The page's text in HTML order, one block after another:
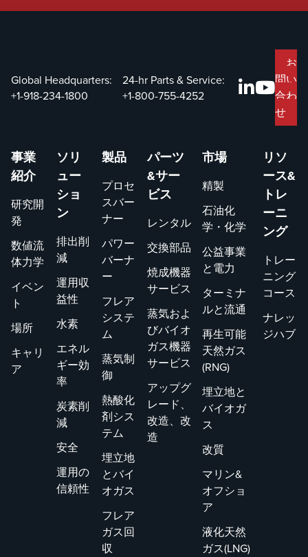
Global Headquarters:
+1-918-234-1800
24-hr Parts & Service:
+1-800-755-4252
お
問い
合わ
せ
事業
紹介
研究開
発
数値流
体力学
イベン
ト
場所
キャリ
ア
ソリ
ュー
ショ
ン
排出削
減
運用収
益性
水素
エネル
ギー効
率
炭素削
減
安全
運用の
信頼性
製品
プロセ
スバー
ナー
パワー
バーナ
ー
フレア
システ
ム
蒸気制
御
熱酸化
剤シス
テム
埋立地
とバイ
オガス
フレア
ガス回
収
パーツ
&サー
ビス
レンタル
交換部品
焼成機器
サービス
蒸気およ
びバイオ
ガス機器
サービス
アップグ
レード、
改造、改
造
市場
精製
石油化
学・化学
公益事業
と電力
ターミナ
ルと流通
再生可能
天然ガス
(RNG)
埋立地と
バイオガ
ス
改質
マリン&
オフショ
ア
液化天然
ガス(LNG)
リソ
ース&
トレ
ーニ
ング
トレー
ニング
コース
ナレッ
ジハブ